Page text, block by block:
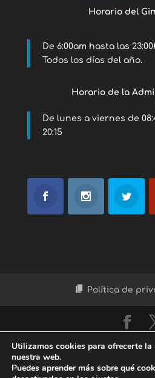
Horario del
De 6:00am hasta las
Todos los días del año.
Horario de la
De lunes a viernes de
20:15
Política de
© 2017 CLÍNICA
Utilizamos cookies para ofrecerte la
nuestra web.
Puedes aprender más sobre qué